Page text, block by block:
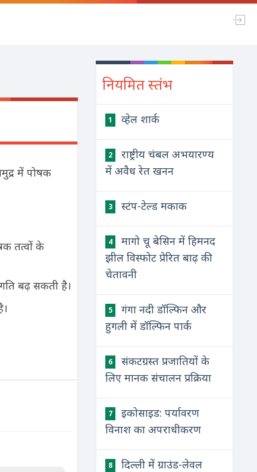
में पोषक
तत्वों के
बढ़ सकती है।
नियमित स्तंभ
1 व्हेल शार्क
2
राष्ट्रीय चंबल अभयारण्य
में अवैध रेत खनन
3 स्टंप-टेल्ड मकाक
4
मागो चू बेसिन में हिमनद
झील विस्फोट प्रेरित बाढ़ की
चेतावनी
5
गंगा नदी डॉल्फिन और
हुगली में डॉल्फिन पार्क
6
संकटग्रस्त प्रजातियों के
लिए मानक संचालन प्रक्रिया
7
इकोसाइड: पर्यावरण
विनाश का अपराधीकरण
8
दिल्ली में ग्राउंड-लेवल